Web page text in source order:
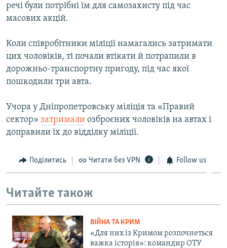
речі були потрібні їм для самозахисту під час
масових акцій.
Коли співробітники міліції намагались затримати
цих чоловіків, ті почали втікати й потрапили в
дорожньо-транспортну пригоду, під час якої
пошкодили три авта.
Учора у Дніпропетровську міліція та «Правий
сектор» затримали озброєних чоловіків на автах і
доправили їх до відділку міліції.
Поділитись Читати без VPN Follow us
Читайте також
ВІЙНА ТА КРИМ
«Для них із Кримом розпочнеться
важка історія»: командир ОТУ